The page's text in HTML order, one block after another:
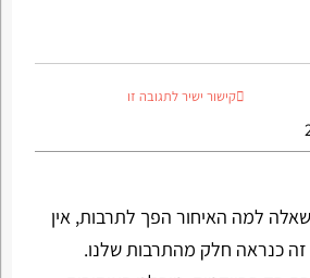
קישור ישיר לתגובה זו
למה האיחור הפך לתרבות, אין
כנראה חלק מהתרבות שלנו.